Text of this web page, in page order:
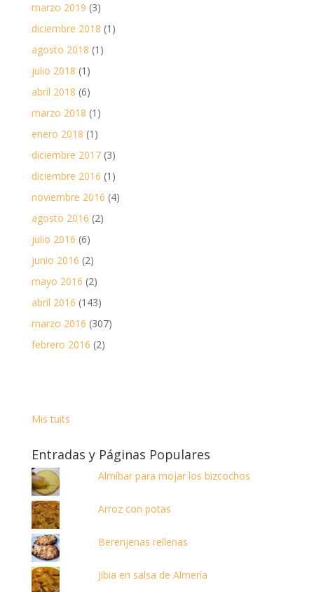
marzo 2019 (3)
diciembre 2018 (1)
agosto 2018 (1)
julio 2018 (1)
abril 2018 (6)
marzo 2018 (1)
enero 2018 (1)
diciembre 2017(3)
diciembre 2016 (1)
noviembre 2016 (4)
agosto 2016 (2)
julio 2016 (6)
junio 2016 (2)
mayo 2016 (2)
abril 2016 (143)
marzo 2016 (307)
febrero 2016 (2)
Mis tuits
Entradas y Páginas Populares
Almíbar para mojar los bizcochos
Arroz con potas
Berenjenas rellenas
Jibia en salsa de Almería